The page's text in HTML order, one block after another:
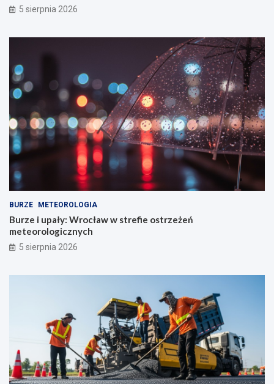
5 sierpnia 2026
BURZE METEOROLOGIA
Burze i upały: Wrocław w strefie ostrzeżeń
meteorologicznych
5 sierpnia 2026